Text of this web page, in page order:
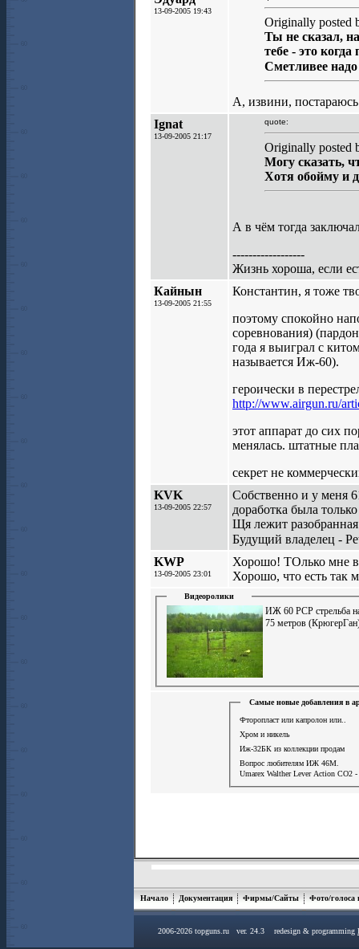
13-09-2005 19:43
Originally posted
Ты не сказал,
тебе - это
Сметливее
А, извини,
Ignat
13-09-2005 21:17
quote:
Originally posted
Могу сказать,
Хотя обойму и
А в чём тогда
------------------
Жизнь хороша, если
Кайнын
13-09-2005 21:55
Константин, я тоже
поэтому спокойно
соревнования)
года я выиграл с
называется Иж-60).
героически в
http://www.airgun.ru/
этот аппарат до сих
менялась. штатные
секрет не
KVK
13-09-2005 22:57
Собственно и у меня
доработка была
Щя лежит
Будущий владелец -
KWP
13-09-2005 23:01
Хорошо! ТОлько мне
Хорошо, что есть так
Видеоролики
ИЖ 60 PCP стрельба
75 метров
Самые новые добавления в
Фторопласт или капролон или..
Хром и никель
Иж-32БК из коллекции продам
Вопрос любителям ИЖ 46М.
Umarex Walther Lever Action СО2 -
Начало Документация Фирмы/Сайты Фото/голоса
2006-2026 topguns.ru ver. 24.3 redesign & programming